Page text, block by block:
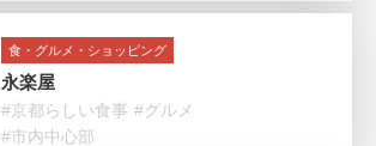
食・グルメ・ショッピング
永楽屋
#京都らしい食事 #グルメ
#市内中心部